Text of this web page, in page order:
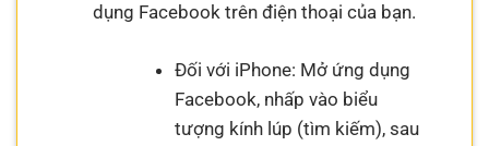
dụng Facebook trên điện thoại của bạn.
Đối với iPhone: Mở ứng dụng
Facebook, nhấp vào biểu
tượng kính lúp (tìm kiếm), sau